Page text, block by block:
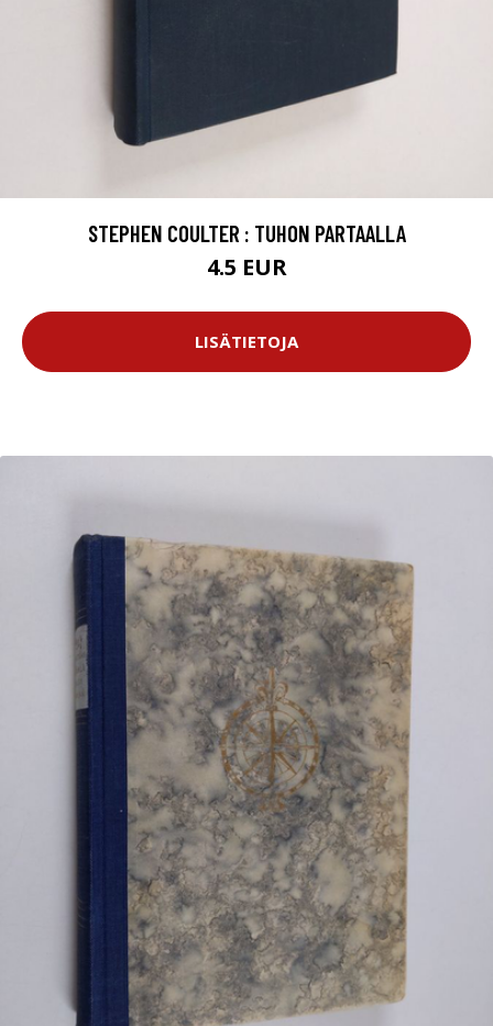
STEPHEN COULTER : TUHON PARTAALLA
4.5 EUR
LISÄTIETOJA